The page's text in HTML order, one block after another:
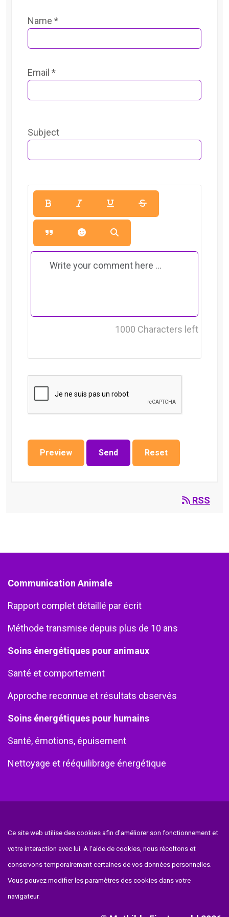
Name *
Email *
Subject
1000 Characters left
Preview Send Reset
RSS
Communication Animale
Rapport complet détaillé par écrit
Méthode transmise depuis plus de 10 ans
Soins énergétiques pour animaux
Santé et comportement
Approche reconnue et résultats observés
Soins énergétiques pour humains
Santé, émotions, épuisement
Nettoyage et rééquilibrage énergétique
Ce site web utilise des cookies afin d'améliorer son fonctionnement et
votre interaction avec lui. A l'aide de cookies, nous récoltons et
conservons temporairement certaines de vos données personnelles.
Vous pouvez modifier les paramètres des cookies dans votre
navigateur.